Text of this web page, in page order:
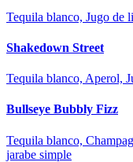
Tequila blanco, Jugo de
Shakedown Street
Tequila blanco, Aperol,
Bullseye Bubbly Fizz
Tequila blanco,
jarabe simple